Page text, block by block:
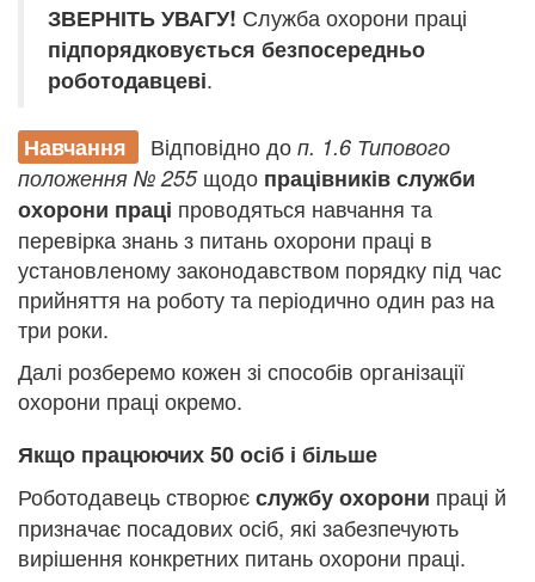
ЗВЕРНІТЬ УВАГУ! Служба охорони праці
підпорядковується безпосередньо
роботодавцеві.
Навчання Відповідно до п. 1.6 Типового
положення № 255щодо працівників служби
охорони праці проводяться навчання та
перевірка знань з питань охорони праці в
установленому законодавством порядку під час
прийняття на роботу та періодично один раз на
три роки.
Далі розберемо кожен зі способів організації
охорони праці окремо.
Якщо працюючих 50 осіб і більше
Роботодавець створюєслужбу охорони праці й
призначає посадових осіб, які забезпечують
вирішення конкретних питань охорони праці.